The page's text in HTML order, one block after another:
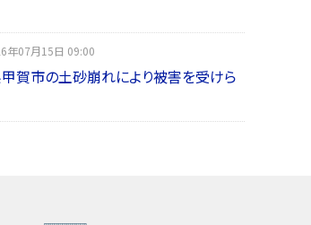
年07月15日 09:00
賀市の土砂崩れにより被害を受けら